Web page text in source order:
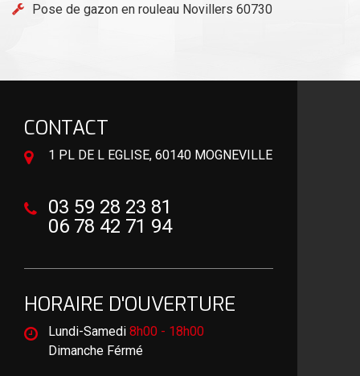
Pose de gazon en rouleau Novillers 60730
CONTACT
1 PL DE L EGLISE, 60140 MOGNEVILLE
03 59 28 23 81
06 78 42 71 94
HORAIRE D'OUVERTURE
Lundi-Samedi 8h00 - 18h00
Dimanche Férmé